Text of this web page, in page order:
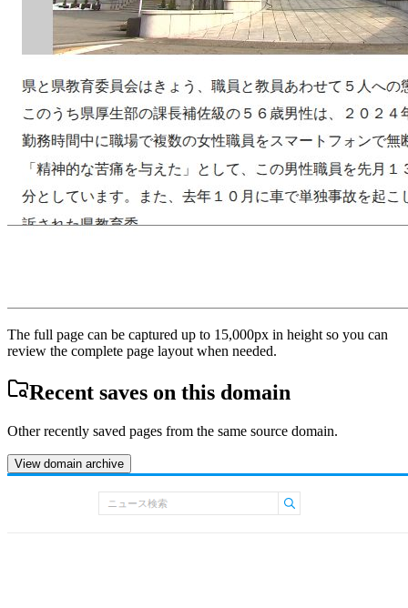
The full page can be captured up to 15,000px in height so you can
review the complete page layout when needed.
Recent saves on this domain
Other recently saved pages from the same source domain.
View domain archive